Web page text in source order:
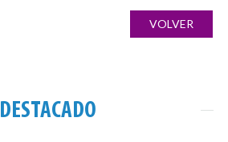
VOLVER
DESTACADO